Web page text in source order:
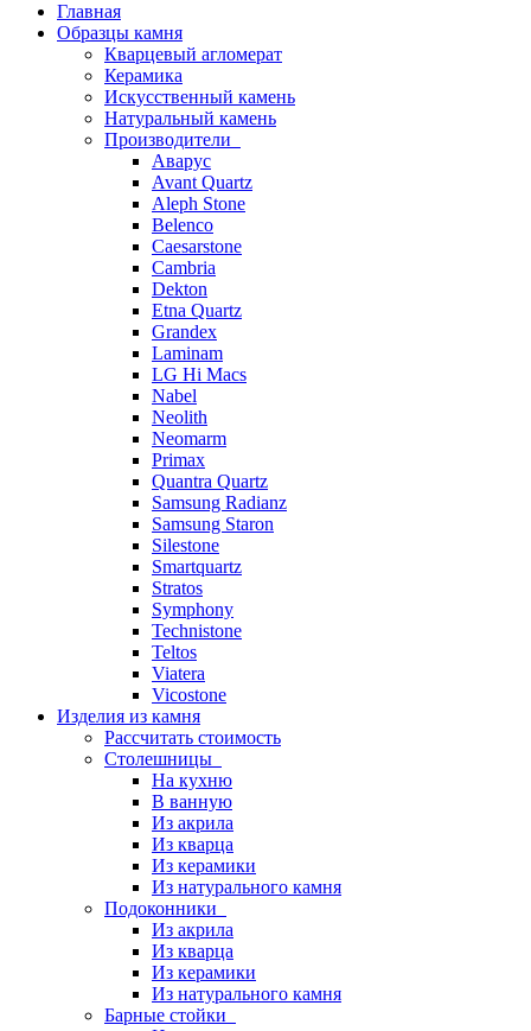
Главная
Образцы камня
Кварцевый агломерат
Керамика
Искусственный камень
Натуральный камень
Производители
Аварус
Avant Quartz
Aleph Stone
Belenco
Caesarstone
Cambria
Dekton
Etna Quartz
Grandex
Laminam
LG Hi Macs
Nabel
Neolith
Neomarm
Primax
Quantra Quartz
Samsung Radianz
Samsung Staron
Silestone
Smartquartz
Stratos
Symphony
Technistone
Teltos
Viatera
Vicostone
Изделия из камня
Рассчитать стоимость
Столешницы
На кухню
В ванную
Из акрила
Из кварца
Из керамики
Из натурального камня
Подоконники
Из акрила
Из кварца
Из керамики
Из натурального камня
Барные стойки